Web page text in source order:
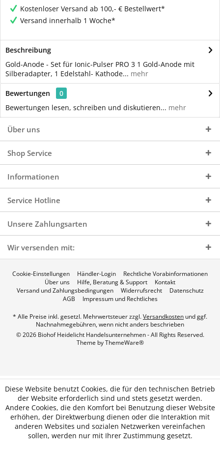
Kostenloser Versand ab 100,- € Bestellwert*
Versand innerhalb 1 Woche*
Beschreibung
Gold-Anode - Set für Ionic-Pulser PRO 3 1 Gold-Anode mit
Silberadapter, 1 Edelstahl- Kathode... mehr
Bewertungen
0
Bewertungen lesen, schreiben und diskutieren... mehr
Über uns
Shop Service
Informationen
Service Hotline
Unsere Zahlungsarten
Wir versenden mit:
Cookie-Einstellungen Händler-Login
Rechtliche Vorabinformationen
Über uns
Hilfe, Beratung & Support
Kontakt
Versand und Zahlungsbedingungen
Widerrufsrecht
Datenschutz
AGB
Impressum und Rechtliches
* Alle Preise inkl. gesetzl. Mehrwertsteuer zzgl.Versandkosten und ggf.
Nachnahmegebühren, wenn nicht anders beschrieben
© 2026 Biohof Heidelicht Handelsunternehmen - All Rights Reserved.
Theme byThemeWare®
Diese Website benutzt Cookies, die für den technischen Betrieb
der Website erforderlich sind und stets gesetzt werden.
Andere Cookies, die den Komfort bei Benutzung dieser Website
erhöhen, der Direktwerbung dienen oder die Interaktion mit
anderen Websites und sozialen Netzwerken vereinfachen
sollen, werden nur mit Ihrer Zustimmung gesetzt.